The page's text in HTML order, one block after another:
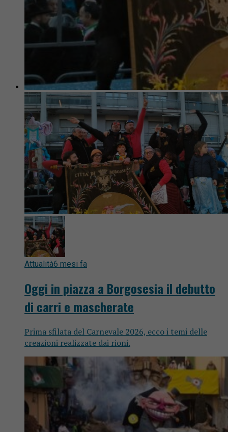
Attualità6 mesi fa
Oggi in piazza a Borgosesia il debutto
di carri e mascherate
Prima sfilata del Carnevale 2026, ecco i temi delle
creazioni realizzate dai rioni.